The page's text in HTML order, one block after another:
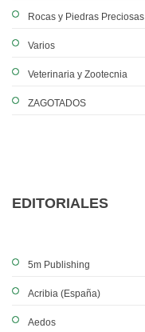
Rocas y Piedras Preciosas
Varios
Veterinaria y Zootecnia
ZAGOTADOS
EDITORIALES
5m Publishing
Acribia (España)
Aedos